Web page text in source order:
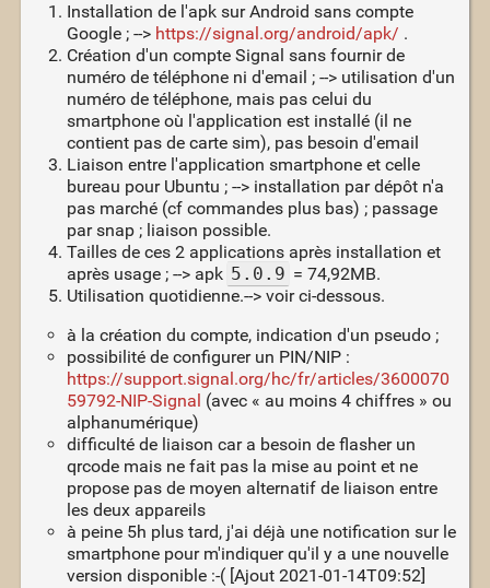
Installation de l'apk sur Android sans compte
Google ; --> https://signal.org/android/apk/ .
Création d'un compte Signal sans fournir de
numéro de téléphone ni d'email ; --> utilisation d'un
numéro de téléphone, mais pas celui du
smartphone où l'application est installé (il ne
contient pas de carte sim), pas besoin d'email
Liaison entre l'application smartphone et celle
bureau pour Ubuntu ; --> installation par dépôt n'a
pas marché (cf commandes plus bas) ; passage
par snap ; liaison possible.
Tailles de ces 2 applications après installation et
après usage ; --> apk 5.0.9 = 74,92MB.
Utilisation quotidienne.--> voir ci-dessous.
à la création du compte, indication d'un pseudo ;
possibilité de configurer un PIN/NIP :
https://support.signal.org/hc/fr/articles/3600070
59792-NIP-Signal (avec « au moins 4 chiffres » ou
alphanumérique)
difficulté de liaison car a besoin de flasher un
qrcode mais ne fait pas la mise au point et ne
propose pas de moyen alternatif de liaison entre
les deux appareils
à peine 5h plus tard, j'ai déjà une notification sur le
smartphone pour m'indiquer qu'il y a une nouvelle
version disponible :-( [Ajout 2021-01-14T09:52]